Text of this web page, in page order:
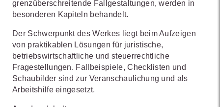
grenzüberschreitende Fallgestaltungen, werden in
besonderen Kapiteln behandelt.
Der Schwerpunkt des Werkes liegt beim Aufzeigen
von praktikablen Lösungen für juristische,
betriebswirtschaftliche und steuerrechtliche
Fragestellungen. Fallbeispiele, Checklisten und
Schaubilder sind zur Veranschaulichung und als
Arbeitshilfe eingesetzt.